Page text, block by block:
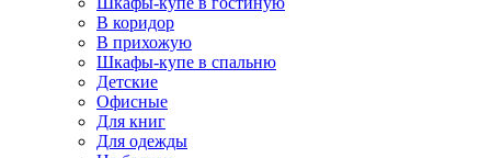
В коридор
В прихожую
Шкафы-купе в спальню
Детские
Офисные
Для книг
Для одежды